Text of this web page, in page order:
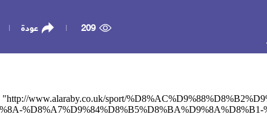
209 عودة